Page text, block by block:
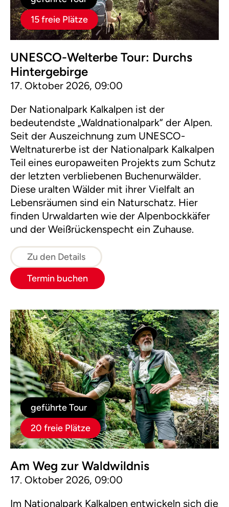
15 freie Plätze
UNESCO-Welterbe Tour: Durchs
Hintergebirge
17. Oktober 2026, 09:00
Der Nationalpark Kalkalpen ist der
bedeutendste „Waldnationalpark“ der Alpen.
Seit der Auszeichnung zum UNESCO-
Weltnaturerbe ist der Nationalpark Kalkalpen
Teil eines europaweiten Projekts zum Schutz
der letzten verbliebenen Buchenurwälder.
Diese uralten Wälder mit ihrer Vielfalt an
Lebensräumen sind ein Naturschatz. Hier
finden Urwaldarten wie der Alpenbockkäfer
und der Weißrückenspecht ein Zuhause.
Zu den Details
Termin buchen
geführte Tour
20 freie Plätze
Am Weg zur Waldwildnis
17. Oktober 2026, 09:00
Im Nationalpark Kalkalpen entwickeln sich die